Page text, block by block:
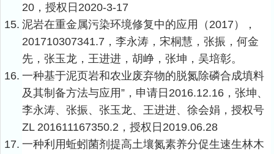
20 ，授权日 2020-3-17
15. 泥岩在重金属污染环境修复中的应用（ 2017 ），
201710307341.7 ，李永涛，宋桐慧，张振，何金
先，张玉龙，王进进，胡峥，张坤，吴培彰。
16. 一种基于泥页岩和农业废弃物的脱氮除磷合成填料
及其制备方法与应用”，申请日 2016.12.16 ，张坤、
李永涛、张振、张玉龙、王进进、徐会娟，授权号
ZL 201611167350.2 ，授权日 2019.06.28
17. 一种利用蚯蚓菌剂提高土壤氮素养分促生速生林木